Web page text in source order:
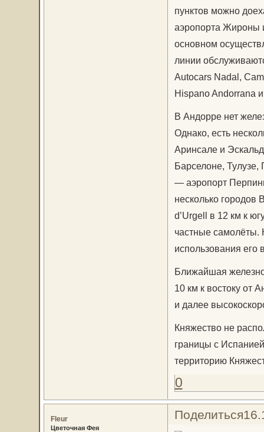
пунктов можно
аэропорта Жироны
основном
линии
Autocars Nadal,
Hispano Andorrana
В Андорре нет
Однако, есть
Аринсале и
Барселоне,
— аэропорт
несколько городов
d’Urgell в 12 км к
частные самолёты.
использования его
Ближайшая
10 км к востоку от
и далее
Княжество не
границы с
территорию
0
Поделиться
Fleur
Цветочная Фея